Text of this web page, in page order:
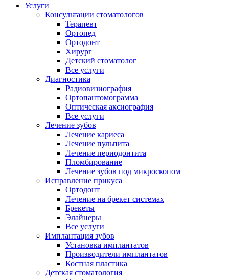
Услуги
Консультации стоматологов
Терапевт
Ортопед
Ортодонт
Хирург
Детский стоматолог
Все услуги
Диагностика
Радиовизиография
Ортопантомограмма
Оптическая аксиография
Все услуги
Лечение зубов
Лечение кариеса
Лечение пульпита
Лечение периодонтита
Пломбирование
Лечение зубов под микроскопом
Исправление прикуса
Ортодонт
Лечение на брекет системах
Брекеты
Элайнеры
Все услуги
Имплантация зубов
Установка имплантатов
Производители имплантатов
Костная пластика
Детская стоматология